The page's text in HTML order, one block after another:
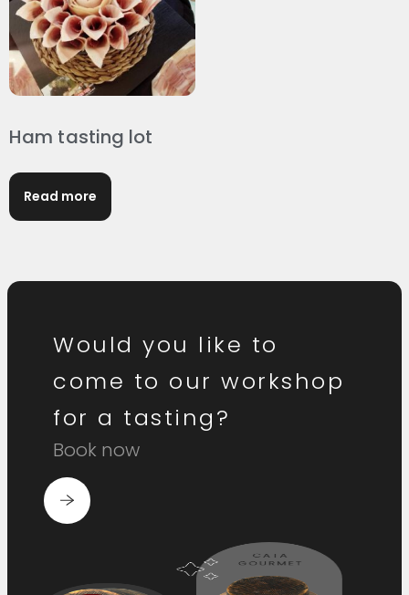
Ham tasting lot
Read more
Would you like to
come to our workshop
for a tasting?
Book now